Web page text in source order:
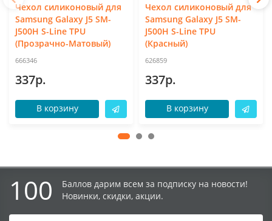
Чехол силиконовый для
Samsung Galaxy J5 SM-
J500H S-Line TPU
(Прозрачно-Матовый)
666346
337р.
В корзину
Чехол силиконовый для
Samsung Galaxy J5 SM-
J500H S-Line TPU
(Красный)
626859
337р.
В корзину
100
Баллов дарим всем за подписку на новости!
Новинки, скидки, акции.